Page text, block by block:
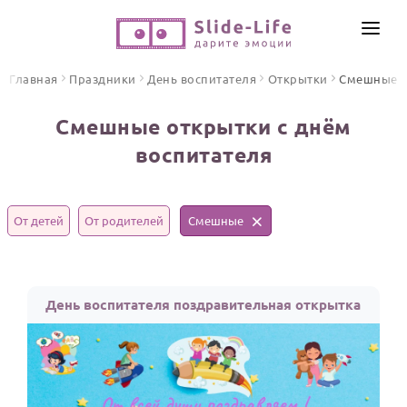
Песни поздравления
С Днем рождения
Юбилей
ЦЕНЫ
Главная Праздники День воспитателя Открытки Смешные
Смешные открытки с днём
воспитателя
От детей От родителей Смешные
День воспитателя поздравительная открытка